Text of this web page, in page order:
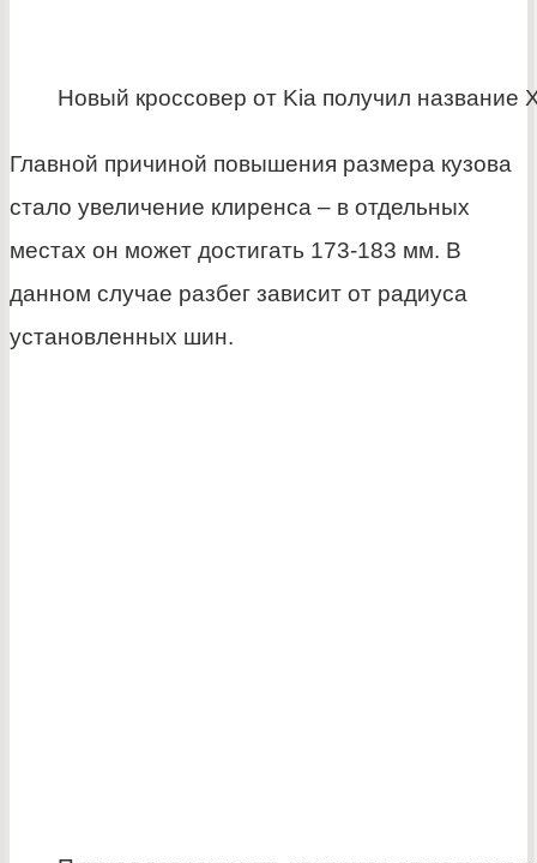
Новый кроссовер от Kia получил название
Главной причиной повышения размера кузова
стало увеличение клиренса – в отдельных
местах он может достигать 173-183 мм. В
данном случае разбег зависит от радиуса
установленных шин.